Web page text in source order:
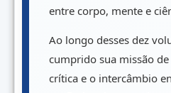
entre corpo, mente e
Ao longo desses dez
cumprido sua missão
crítica e o intercâmbio